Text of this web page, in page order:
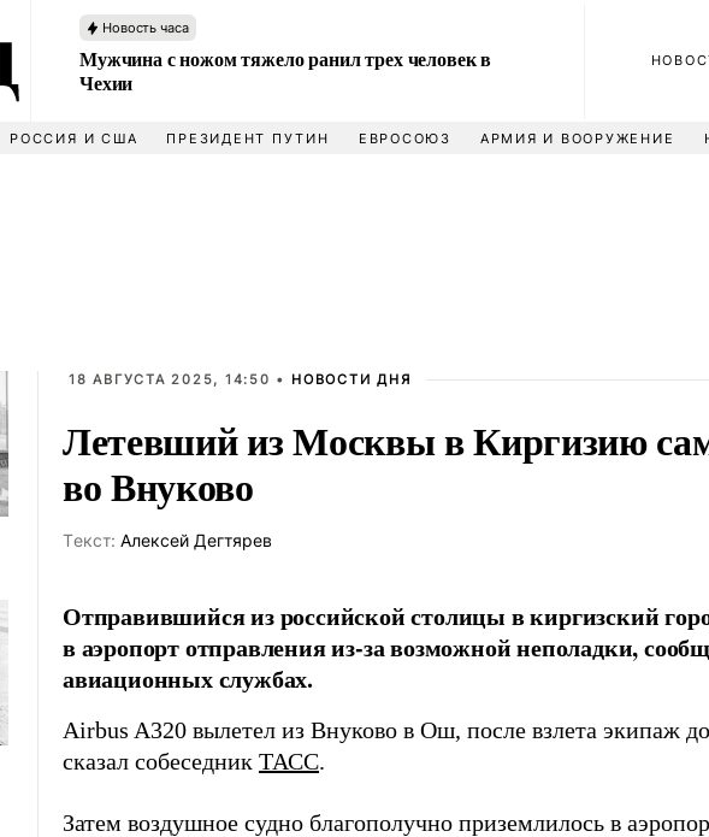
Новость часа
Мужчина с ножом тяжело ранил трех человек в
Чехии
РОССИЯ И США ПРЕЗИДЕНТ ПУТИН ЕВРОСОЮЗ АРМИЯ И ВООРУЖЕНИЕ
18 АВГУСТА 2025, 14:50 • НОВОСТИ ДНЯ
Летевший из Москвы в Киргизию
во Внуково
Tекст: Алексей Дегтярев
Отправившийся из российской столицы в киргизский
в аэропорт отправления из-за возможной неполадки,
авиационных службах.
Airbus A320 вылетел из Внуково в Ош, после взлета экипаж
сказал собеседник ТАСС.
Затем воздушное судно благополучно приземлилось в